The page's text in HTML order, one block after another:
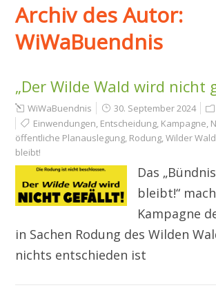
Archiv des Autor:
WiWaBuendnis
„Der Wilde Wald wird nicht
WiWaBuendnis 30. September 2024
Einwendungen, Entscheidung, Kampagne,
öffentliche Planauslegung, Rodung,Wilder Wald
bleibt!
Das
bleibt!“
Kampagne
in Sachen Rodung des Wilden
nichts entschieden ist